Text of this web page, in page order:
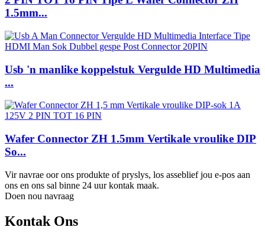
1.5mm...
Usb 'n manlike koppelstuk Vergulde HD Multimedia
...
Wafer Connector ZH 1.5mm Vertikale vroulike DIP
So...
Vir navrae oor ons produkte of pryslys, los asseblief jou e-pos aan
ons en ons sal binne 24 uur kontak maak.
Doen nou navraag
Kontak Ons